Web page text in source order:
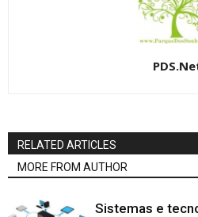
RELATED ARTICLES
MORE FROM AUTHOR
Sistemas e